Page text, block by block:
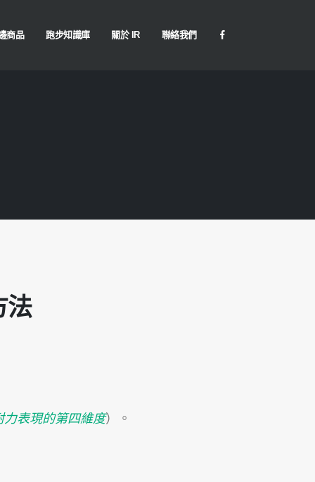
商品 跑步知識庫 關於 IR 聯絡我們
法
表現的第四維度）。